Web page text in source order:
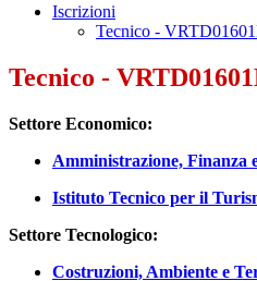
Iscrizioni
Tecnico -
Tecnico -
Settore Economico:
Amministrazione, Finanza
Istituto Tecnico per il
Settore Tecnologico:
Costruzioni, Ambiente e